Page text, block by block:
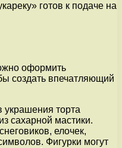
готов к подаче на
оформить
создать впечатляющий
торта
сахарной мастики.
елочек,
Фигурки могут